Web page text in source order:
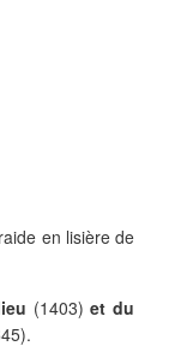
en lisière de
(1403) et du